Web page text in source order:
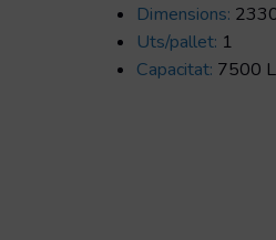
Dimensions:
Uts/pallet: 1
Capacitat: 7500 L